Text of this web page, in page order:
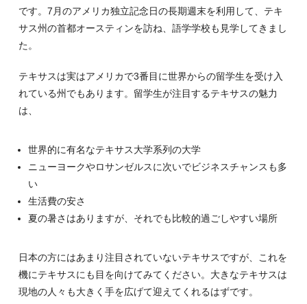
です。7月のアメリカ独立記念日の長期週末を利用して、テキ
サス州の首都オースティンを訪ね、語学学校も見学してきまし
た。
テキサスは実はアメリカで3番目に世界からの留学生を受け入
れている州でもあります。留学生が注目するテキサスの魅力
は、
世界的に有名なテキサス大学系列の大学
ニューヨークやロサンゼルスに次いでビジネスチャンスも多
い
生活費の安さ
夏の暑さはありますが、それでも比較的過ごしやすい場所
日本の方にはあまり注目されていないテキサスですが、これを
機にテキサスにも目を向けてみてください。大きなテキサスは
現地の人々も大きく手を広げて迎えてくれるはずです。